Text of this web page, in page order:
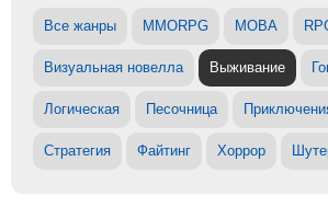
Все жанры MMORPG MOBA
Визуальная новелла Выживание
Логическая Песочница
Стратегия Файтинг Хоррор